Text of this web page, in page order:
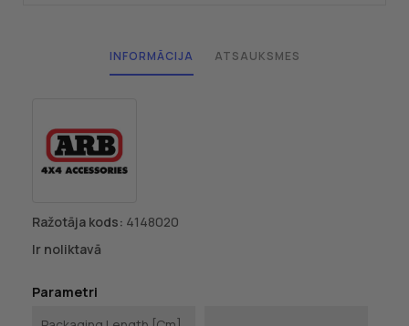
INFORMĀCIJA ATSAUKSMES
Ražotāja kods: 4148020
Ir noliktavā
Parametri